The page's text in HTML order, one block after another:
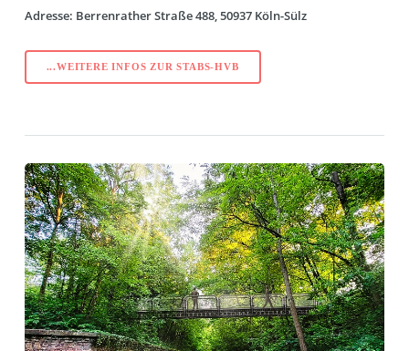
Adresse: Berrenrather Straße 488, 50937 Köln-Sülz
...WEITERE INFOS ZUR STABS-HVB